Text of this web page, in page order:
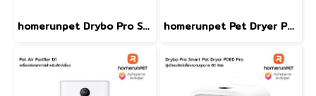
homerunpet Drybo Pro Smart Pet Dryer PD80 Pro ตู้เป่าขนสัตว์เลี้ยงความจุขนาด 62 ลิตร รุ่น PD60 homerunpet Pet Dryer PD135 ตู้เป่าขนสัตว์เลี้ยงความจุุขนาด 135 ลิตร รุ่น PD135